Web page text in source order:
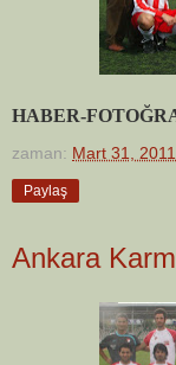
HABER-
zaman: Mart 31, 2011
Paylaş
Ankara